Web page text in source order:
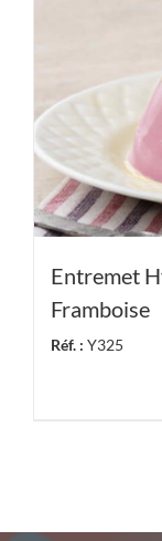
Entremet
Framboise
Réf. : Y325